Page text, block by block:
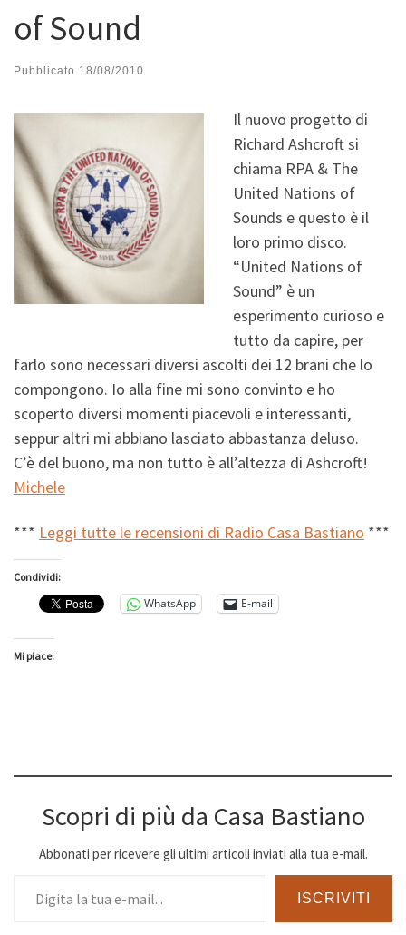
of Sound
Pubblicato 18/08/2010
Il nuovo progetto di
Richard Ashcroft si
chiama RPA & The
United Nations of
Sounds e questo è il
loro primo disco.
“United Nations of
Sound” è un
esperimento curioso e
tutto da capire, per
farlo sono necessari diversi ascolti dei 12 brani che lo
compongono. Io alla fine mi sono convinto e ho
scoperto diversi momenti piacevoli e interessanti,
seppur altri mi abbiano lasciato abbastanza deluso.
C’è del buono, ma non tutto è all’altezza di Ashcroft!
Michele
*** Leggi tutte le recensioni di Radio Casa Bastiano ***
Condividi:
WhatsApp E-mail
Mi piace:
Scopri di più da Casa Bastiano
Abbonati per ricevere gli ultimi articoli inviati alla tua e-mail.
ISCRIVITI